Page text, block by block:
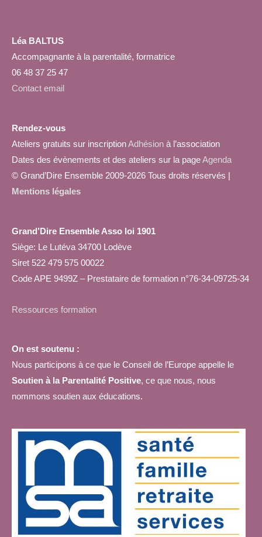
Léa BALTUS
Accompagnante à la parentalité, formatrice
06 48 37 25 47
Contact email
Rendez-vous
Ateliers gratuits sur inscriptionAdhésion à l’association
Dates des évènements et des ateliers sur la pageAgenda
© Grand’Dire Ensemble 2009-2026 Tous droits réservés |
Mentions légales
Grand’Dire Ensemble Asso loi 1901
Siège: Le Lutéva 34700 Lodève
Siret 522 479 575 00022
Code APE 9499Z – Prestataire de formation n°76-34-09725-34
Ressources formation
On est soutenu :
Nous participons à ce que le Conseil de l’Europe appelle le
Soutien à la Parentalité Positive, ce que nous, nous
nommons soutien aux éducations.